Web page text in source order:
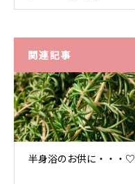
関連記事
半身浴のお供に・・・♡